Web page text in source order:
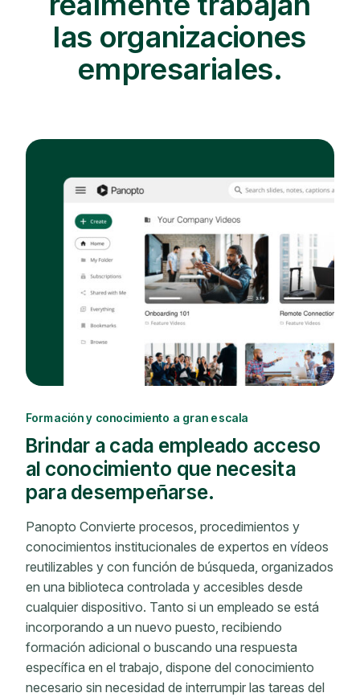
las organizaciones
empresariales.
Formación y conocimiento a gran escala
Brindar a cada empleado acceso
al conocimiento que necesita
para desempeñarse.
Panopto Convierte procesos, procedimientos y
conocimientos institucionales de expertos en vídeos
reutilizables y con función de búsqueda, organizados
en una biblioteca controlada y accesibles desde
cualquier dispositivo. Tanto si un empleado se está
incorporando a un nuevo puesto, recibiendo
formación adicional o buscando una respuesta
específica en el trabajo, dispone del conocimiento
necesario sin necesidad de interrumpir las tareas del